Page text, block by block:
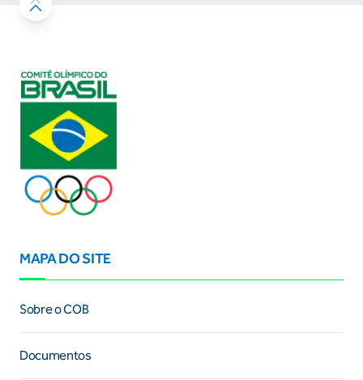
MAPA DO SITE
Sobre o COB
Documentos